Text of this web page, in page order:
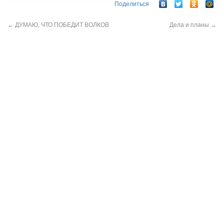
Поделиться
← ДУМАЮ, ЧТО ПОБЕДИТ ВОЛКОВ Дела и планы →